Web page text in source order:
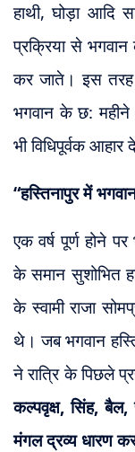
हाथी, घोड़ा आदि
प्रक्रिया से
कर जाते। इस तरह
भगवान के छ: महीने
भी विधिपूर्वक आहार
“हस्तिनापुर में
एक वर्ष पूर्ण होने
के समान सुशोभित
के स्वामी राजा
थे। जब भगवान
ने रात्रि के पिछले
कल्पवृक्ष, सिंह,
मंगल द्रव्य धारण